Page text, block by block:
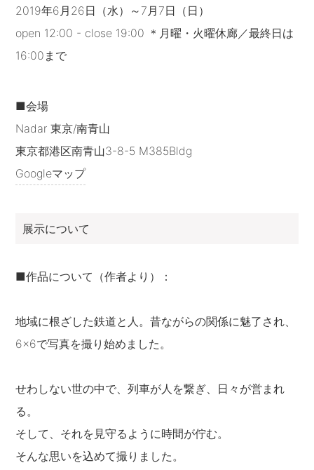
2019年6月26日（水）～7月7日（日）
open 12:00 - close 19:00 ＊月曜・火曜休廊／最終日は
16:00まで
■会場
Nadar 東京/南青山
東京都港区南青山3-8-5 M385Bldg
Googleマップ
展示について
■作品について（作者より）：
地域に根ざした鉄道と人。昔ながらの関係に魅了され、
6×6で写真を撮り始めました。
せわしない世の中で、列車が人を繋ぎ、日々が営まれ
る。
そして、それを見守るように時間が佇む。
そんな思いを込めて撮りました。